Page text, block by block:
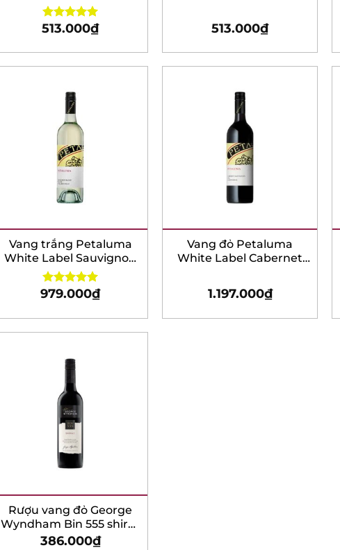
Rated5.00
513.000₫ 513.000₫
Vang trắng Petaluma
White Label Sauvignon
Blanc
Rated5.00
979.000₫
Vang đỏ Petaluma
White Label Cabernet
1.197.000₫
Rượu vang đỏ George
Wyndham Bin 555 shiraz
– 750ml
386.000₫